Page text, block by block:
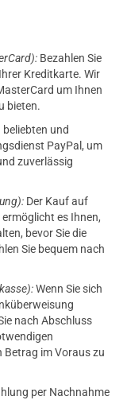
Bezahlen Sie
Kreditkarte. Wir
um Ihnen
bieten.
beliebten und
PayPal, um
zuverlässig
Der Kauf auf
es Ihnen,
bevor Sie die
Sie bequem nach
Wenn Sie sich
nach Abschluss
Betrag im Voraus zu
per Nachnahme